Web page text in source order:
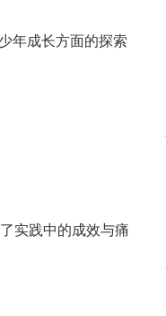
年成长方面的探索
实践中的成效与痛